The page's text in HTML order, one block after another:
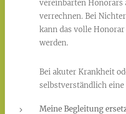
vereinbarten Honorars
verrechnen. Bei
kann das volle
werden.
Bei akuter Krankheit
selbstverständlich
Meine Begleitung